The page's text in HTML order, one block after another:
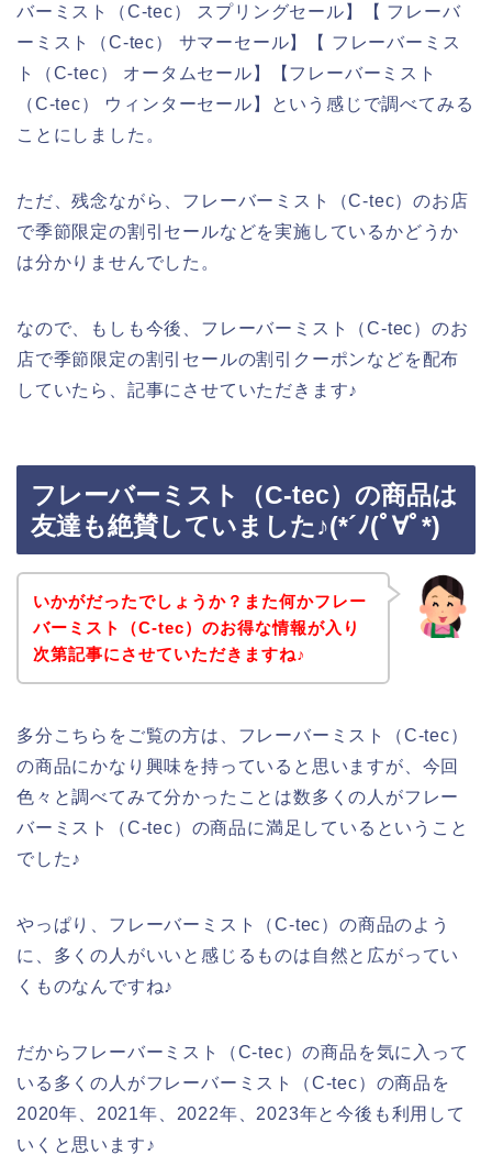
バーミスト（C-tec） スプリングセール】【 フレーバ
ーミスト（C-tec） サマーセール】【 フレーバーミス
ト（C-tec） オータムセール】【フレーバーミスト
（C-tec） ウィンターセール】という感じで調べてみる
ことにしました。
ただ、残念ながら、フレーバーミスト（C-tec）のお店
で季節限定の割引セールなどを実施しているかどうか
は分かりませんでした。
なので、もしも今後、フレーバーミスト（C-tec）のお
店で季節限定の割引セールの割引クーポンなどを配布
していたら、記事にさせていただきます♪
フレーバーミスト（C-tec）の商品は
友達も絶賛していました♪(*´ﾉ(ﾟ∀ﾟ*)
いかがだったでしょうか？また何かフレー
バーミスト（C-tec）のお得な情報が入り
次第記事にさせていただきますね♪
多分こちらをご覧の方は、フレーバーミスト（C-tec）
の商品にかなり興味を持っていると思いますが、今回
色々と調べてみて分かったことは数多くの人がフレー
バーミスト（C-tec）の商品に満足しているということ
でした♪
やっぱり、フレーバーミスト（C-tec）の商品のよう
に、多くの人がいいと感じるものは自然と広がってい
くものなんですね♪
だからフレーバーミスト（C-tec）の商品を気に入って
いる多くの人がフレーバーミスト（C-tec）の商品を
2020年、2021年、2022年、2023年と今後も利用して
いくと思います♪